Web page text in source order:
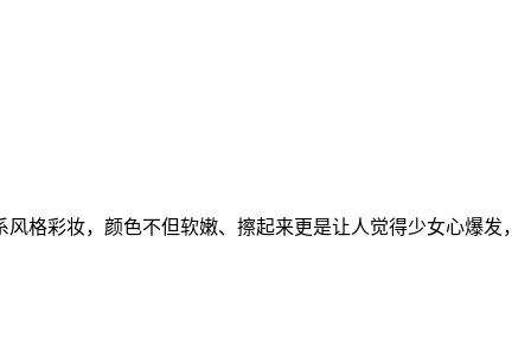
彩妆，颜色不但软嫩、擦起来更是让人觉得少女心爆发，